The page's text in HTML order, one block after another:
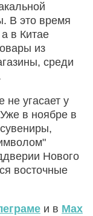
В это время
в Китае
из
среди
не угасает у
в ноябре в
Нового
восточные
и в Max